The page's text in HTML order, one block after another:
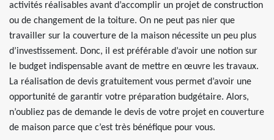
activités réalisables avant d’accomplir un projet de construction
ou de changement de la toiture. On ne peut pas nier que
travailler sur la couverture de la maison nécessite un peu plus
d’investissement. Donc, il est préférable d’avoir une notion sur
le budget indispensable avant de mettre en œuvre les travaux.
La réalisation de devis gratuitement vous permet d’avoir une
opportunité de garantir votre préparation budgétaire. Alors,
n’oubliez pas de demande le devis de votre projet en couverture
de maison parce que c’est très bénéfique pour vous.